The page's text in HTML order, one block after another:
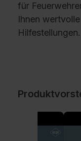
für
Ihnen
Hilfestellungen.